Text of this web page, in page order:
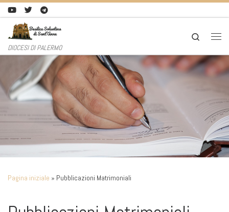
Passa al contenuto
DIOCESI DI PALERMO
Search
Pagina iniziale » Pubblicazioni Matrimoniali